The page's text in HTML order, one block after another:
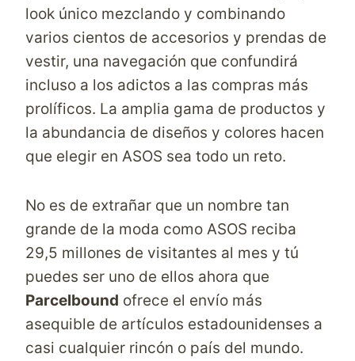
look único mezclando y combinando
varios cientos de accesorios y prendas de
vestir, una navegación que confundirá
incluso a los adictos a las compras más
prolíficos. La amplia gama de productos y
la abundancia de diseños y colores hacen
que elegir en ASOS sea todo un reto.
No es de extrañar que un nombre tan
grande de la moda como ASOS reciba
29,5 millones de visitantes al mes y tú
puedes ser uno de ellos ahora que
Parcelbound ofrece el envío más
asequible de artículos estadounidenses a
casi cualquier rincón o país del mundo.